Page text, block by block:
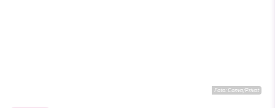
Foto: Canva/Privat